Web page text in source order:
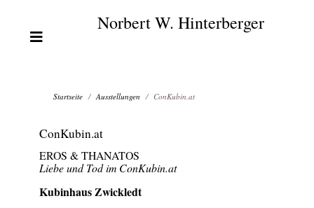
Norbert W. Hinterberger
Startseite Ausstellungen ConKubin.at
ConKubin.at
EROS & THANATOS
Liebe und Tod im ConKubin.at
Kubinhaus Zwickledt